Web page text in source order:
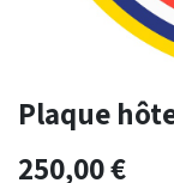
Plaque
250,00€